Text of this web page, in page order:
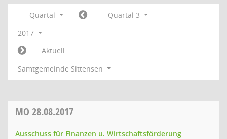
Quartal
Quartal 3
2017
Aktuell
Samtgemeinde Sittensen
MO 28.08.2017
Ausschuss für Finanzen u. Wirtschaftsförderung